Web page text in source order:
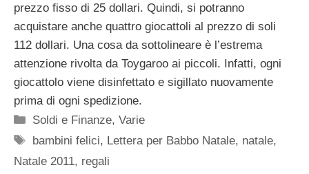
prezzo fisso di 25 dollari. Quindi, si potranno
acquistare anche quattro giocattoli al prezzo di soli
112 dollari. Una cosa da sottolineare è l’estrema
attenzione rivolta da Toygaroo ai piccoli. Infatti, ogni
giocattolo viene disinfettato e sigillato nuovamente
prima di ogni spedizione.
Categorie
Soldi e Finanze,Varie
Tag
bambini felici, Lettera per Babbo Natale, natale,
Natale 2011, regali